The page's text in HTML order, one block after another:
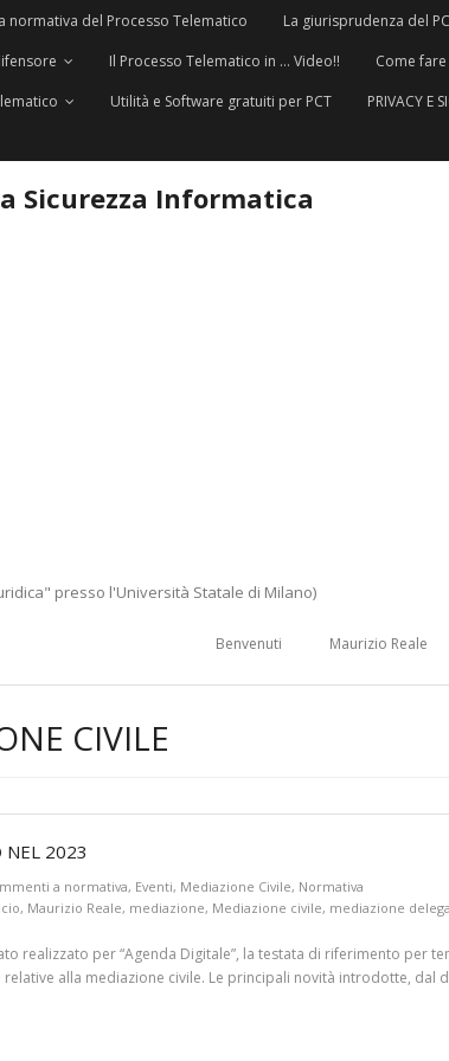
normativa del Processo Telematico
La giurisprudenza del
Il Processo Telematico in … Video!!
Come
Utilità e Software gratuiti per PCT
PRIVACY E
Sicurezza Informatica
presso l'Università Statale di Milano)
Benvenuti Maurizio Reale
CIVILE
NEL 2023
a normativa, Eventi, Mediazione Civile, Normativa
, Maurizio Reale, mediazione, Mediazione civile, mediazione
realizzato per “Agenda Digitale”, la testata di riferimento per
alla mediazione civile. Le principali novità introdotte, dal